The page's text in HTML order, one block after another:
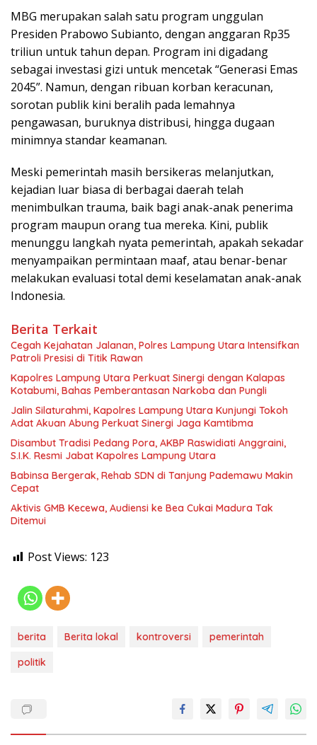
MBG merupakan salah satu program unggulan
Presiden Prabowo Subianto, dengan anggaran Rp35
triliun untuk tahun depan. Program ini digadang
sebagai investasi gizi untuk mencetak “Generasi Emas
2045”. Namun, dengan ribuan korban keracunan,
sorotan publik kini beralih pada lemahnya
pengawasan, buruknya distribusi, hingga dugaan
minimnya standar keamanan.
Meski pemerintah masih bersikeras melanjutkan,
kejadian luar biasa di berbagai daerah telah
menimbulkan trauma, baik bagi anak-anak penerima
program maupun orang tua mereka. Kini, publik
menunggu langkah nyata pemerintah, apakah sekadar
menyampaikan permintaan maaf, atau benar-benar
melakukan evaluasi total demi keselamatan anak-anak
Indonesia.
Berita Terkait
Cegah Kejahatan Jalanan, Polres Lampung Utara Intensifkan
Patroli Presisi di Titik Rawan
Kapolres Lampung Utara Perkuat Sinergi dengan Kalapas
Kotabumi, Bahas Pemberantasan Narkoba dan Pungli
Jalin Silaturahmi, Kapolres Lampung Utara Kunjungi Tokoh
Adat Akuan Abung Perkuat Sinergi Jaga Kamtibma
Disambut Tradisi Pedang Pora, AKBP Raswidiati Anggraini,
S.I.K. Resmi Jabat Kapolres Lampung Utara
Babinsa Bergerak, Rehab SDN di Tanjung Pademawu Makin
Cepat
Aktivis GMB Kecewa, Audiensi ke Bea Cukai Madura Tak
Ditemui
Post Views: 123
berita Berita lokal kontroversi
pemerintah
politik